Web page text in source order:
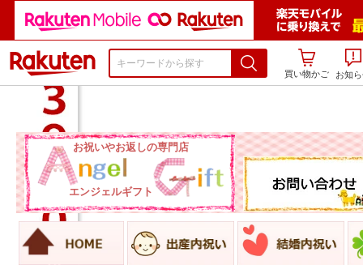
楽天市場
買い物かご
お知
お祝いやお返しの専門店
エンジェルギフト